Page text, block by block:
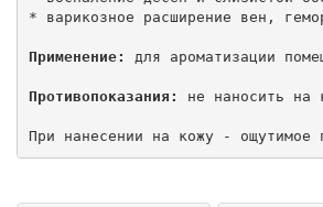
* варикозное расширение вен,
Применение: для ароматизации
Противопоказания: не наносить на
При нанесении на кожу -